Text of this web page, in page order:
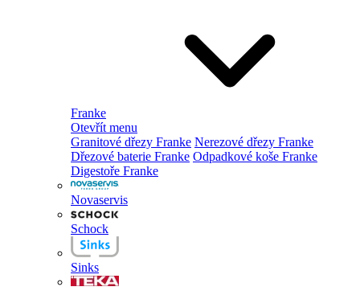
Franke
Otevřít menu
Granitové dřezy Franke Nerezové dřezy Franke
Dřezové baterie Franke Odpadkové koše Franke
Digestoře Franke
Novaservis
Schock
Sinks